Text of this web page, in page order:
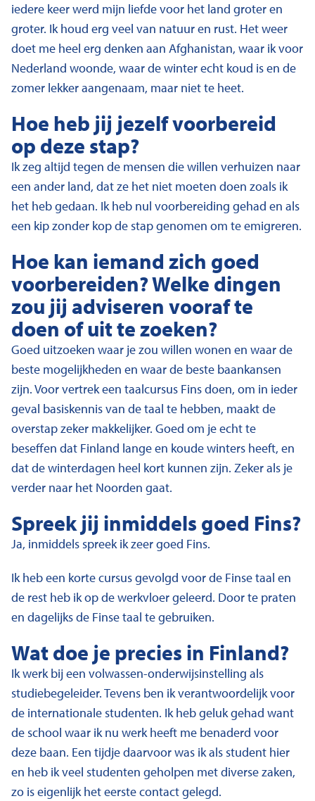
iedere keer werd mijn liefde voor het land groter en
groter. Ik houd erg veel van natuur en rust. Het weer
doet me heel erg denken aan Afghanistan, waar ik voor
Nederland woonde, waar de winter echt koud is en de
zomer lekker aangenaam, maar niet te heet.
Hoe heb jij jezelf voorbereid
op deze stap?
Ik zeg altijd tegen de mensen die willen verhuizen naar
een ander land, dat ze het niet moeten doen zoals ik
het heb gedaan. Ik heb nul voorbereiding gehad en als
een kip zonder kop de stap genomen om te emigreren.
Hoe kan iemand zich goed
voorbereiden? Welke dingen
zou jij adviseren vooraf te
doen of uit te zoeken?
Goed uitzoeken waar je zou willen wonen en waar de
beste mogelijkheden en waar de beste baankansen
zijn. Voor vertrek een taalcursus Fins doen, om in ieder
geval basiskennis van de taal te hebben, maakt de
overstap zeker makkelijker. Goed om je echt te
beseffen dat Finland lange en koude winters heeft, en
dat de winterdagen heel kort kunnen zijn. Zeker als je
verder naar het Noorden gaat.
Spreek jij inmiddels goed Fins?
Ja, inmiddels spreek ik zeer goed Fins.
Ik heb een korte cursus gevolgd voor de Finse taal en
de rest heb ik op de werkvloer geleerd. Door te praten
en dagelijks de Finse taal te gebruiken.
Wat doe je precies in Finland?
Ik werk bij een volwassen-onderwijsinstelling als
studiebegeleider. Tevens ben ik verantwoordelijk voor
de internationale studenten. Ik heb geluk gehad want
de school waar ik nu werk heeft me benaderd voor
deze baan. Een tijdje daarvoor was ik als student hier
en heb ik veel studenten geholpen met diverse zaken,
zo is eigenlijk het eerste contact gelegd.